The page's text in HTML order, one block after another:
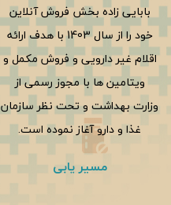
بابایی زاده بخش فروش آنلاین
خود را از سال 1403 با هدف ارائه
اقلام غیر دارویی و فروش مکمل و
ویتامین ها با مجوز رسمی از
وزارت بهداشت و تحت نظر سازمان
غذا و دارو آغاز نموده است.
مسیر یابی